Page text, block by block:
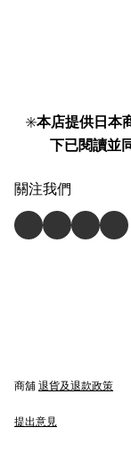
✳️本店提供日本
下已閱讀並
關注我們
商舖 退貨及退款政策
提出意見